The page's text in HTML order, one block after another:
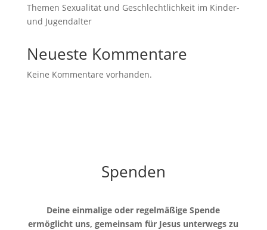
Themen Sexualität und Geschlechtlichkeit im Kinder-
und Jugendalter
Neueste Kommentare
Keine Kommentare vorhanden.
Spenden
Deine einmalige oder regelmäßige Spende
ermöglicht uns, gemeinsam für Jesus unterwegs zu